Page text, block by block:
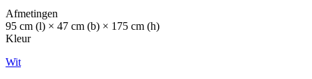
Afmetingen
95 cm (l) × 47 cm (b) × 175 cm (h)
Kleur
Wit